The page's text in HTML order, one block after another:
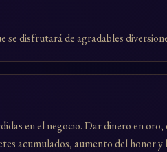
se disfrutará de agradables
en el negocio. Dar dinero en
acumulados, aumento del honor y